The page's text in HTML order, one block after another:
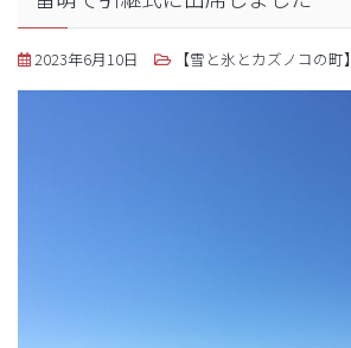
2023年6月10日 【雪と氷とカズノコの町】